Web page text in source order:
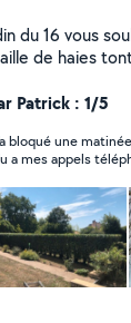
du 16 vous
de haies
gratuitement
Patrick : 1/5
bloqué une
a mes appels